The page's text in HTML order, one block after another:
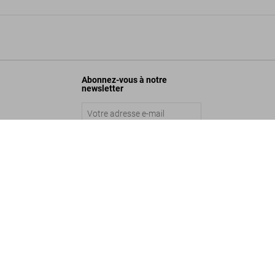
Abonnez-vous à notre
newsletter